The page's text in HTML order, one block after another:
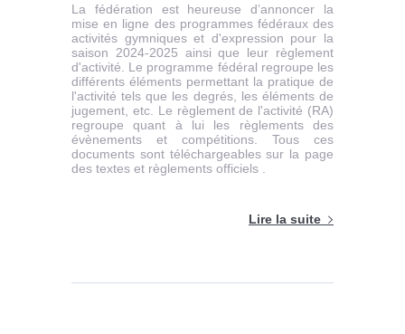
La fédération est heureuse d’annoncer la
mise en ligne des programmes fédéraux des
activités gymniques et d'expression pour la
saison 2024-2025 ainsi que leur règlement
d'activité. Le programme fédéral regroupe les
différents éléments permettant la pratique de
l'activité tels que les degrés, les éléments de
jugement, etc. Le règlement de l'activité (RA)
regroupe quant à lui les règlements des
évènements et compétitions. Tous ces
documents sont téléchargeables sur la page
des textes et règlements officiels .
Lire la suite